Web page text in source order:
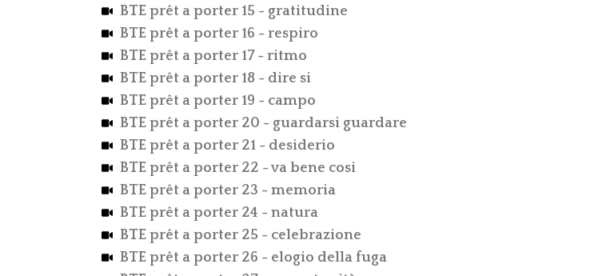
BTE prêt a porter 15 - gratitudine
BTE prêt a porter 16 - respiro
BTE prêt a porter 17 - ritmo
BTE prêt a porter 18 - dire si
BTE prêt a porter 19 - campo
BTE prêt a porter 20 - guardarsi guardare
BTE prêt a porter 21 - desiderio
BTE prêt a porter 22 - va bene cosi
BTE prêt a porter 23 - memoria
BTE prêt a porter 24 - natura
BTE prêt a porter 25 - celebrazione
BTE prêt a porter 26 - elogio della fuga